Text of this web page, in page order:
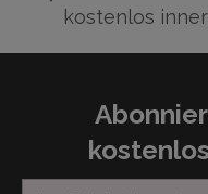
kostenlos